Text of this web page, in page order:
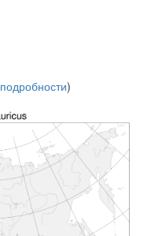
подробности)